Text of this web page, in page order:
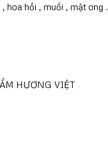
hoa hồi , muối , mật ong .
HƯƠNG VIỆT